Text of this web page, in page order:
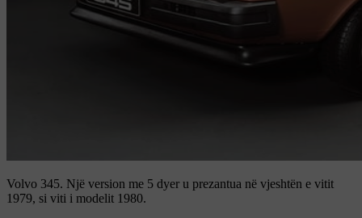
Volvo 345. Një version me 5 dyer u prezantua në vjeshtën e vitit
1979, si viti i modelit 1980.